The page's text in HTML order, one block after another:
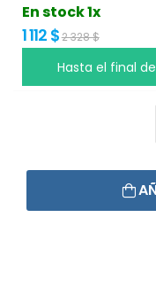
En stock 1x
1 112 $2 328 $
Hasta el final